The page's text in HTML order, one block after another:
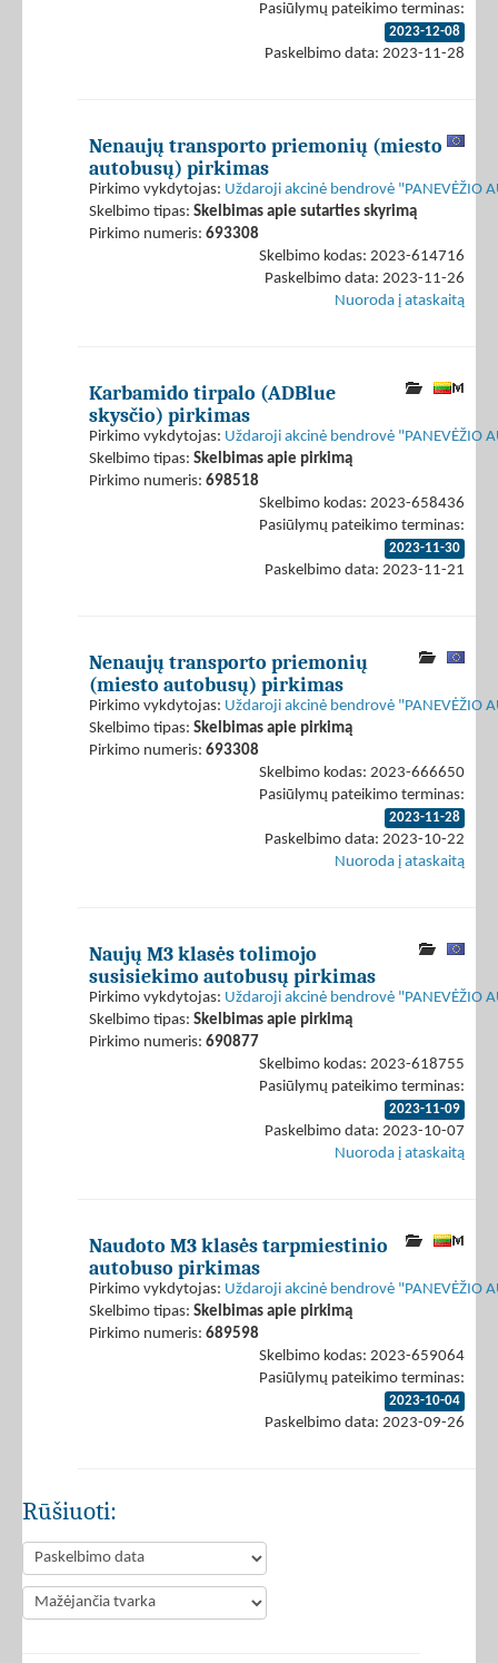
Pasiūlymų pateikimo terminas:
2023-12-08
Paskelbimo data: 2023-11-28
Nenaujų transporto priemonių (miesto
autobusų) pirkimas
Pirkimo vykdytojas: Uždaroji akcinė bendrovė "PANEVĖŽIO
Skelbimo tipas: Skelbimas apie sutarties skyrimą
Pirkimo numeris: 693308
Skelbimo kodas: 2023-614716
Paskelbimo data: 2023-11-26
Nuoroda į ataskaitą
Karbamido tirpalo (ADBlue
skysčio) pirkimas
Pirkimo vykdytojas: Uždaroji akcinė bendrovė "PANEVĖŽIO
Skelbimo tipas: Skelbimas apie pirkimą
Pirkimo numeris: 698518
Skelbimo kodas: 2023-658436
Pasiūlymų pateikimo terminas:
2023-11-30
Paskelbimo data: 2023-11-21
Nenaujų transporto priemonių
(miesto autobusų) pirkimas
Pirkimo vykdytojas: Uždaroji akcinė bendrovė "PANEVĖŽIO
Skelbimo tipas: Skelbimas apie pirkimą
Pirkimo numeris: 693308
Skelbimo kodas: 2023-666650
Pasiūlymų pateikimo terminas:
2023-11-28
Paskelbimo data: 2023-10-22
Nuoroda į ataskaitą
Naujų M3 klasės tolimojo
susisiekimo autobusų pirkimas
Pirkimo vykdytojas: Uždaroji akcinė bendrovė "PANEVĖŽIO
Skelbimo tipas: Skelbimas apie pirkimą
Pirkimo numeris: 690877
Skelbimo kodas: 2023-618755
Pasiūlymų pateikimo terminas:
2023-11-09
Paskelbimo data: 2023-10-07
Nuoroda į ataskaitą
Naudoto M3 klasės tarpmiestinio
autobuso pirkimas
Pirkimo vykdytojas: Uždaroji akcinė bendrovė "PANEVĖŽIO
Skelbimo tipas: Skelbimas apie pirkimą
Pirkimo numeris: 689598
Skelbimo kodas: 2023-659064
Pasiūlymų pateikimo terminas:
2023-10-04
Paskelbimo data: 2023-09-26
Rūšiuoti: